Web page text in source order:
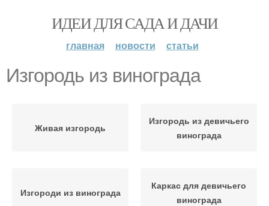
ИДЕИ ДЛЯ САДА И ДАЧИ
главная новости статьи
Изгородь из винограда
Живая изгородь
Изгородь из девичьего
винограда
Изгороди из винограда
Каркас для девичьего
винограда